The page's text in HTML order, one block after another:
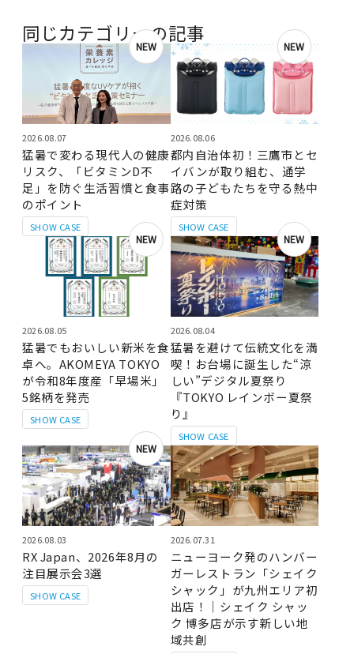
同じカテゴリーの記事
NEW
SHOW CASE
2026.08.07
猛暑で変わる現代人の健康
リスク、「ビタミンD不
足」を防ぐ生活習慣と食事
のポイント
NEW
SHOW CASE
2026.08.06
都内自治体初！三鷹市とセ
イバンが取り組む、通学
路の子どもたちを守る熱中
症対策
NEW
SHOW CASE
2026.08.05
猛暑でもおいしい新米を食
卓へ。AKOMEYA TOKYO
が令和8年度産「早場米」
5銘柄を発売
NEW
SHOW CASE
2026.08.04
猛暑を避けて伝統文化を満
喫！お台場に誕生した“涼
しい”デジタル夏祭り
『TOKYO レインボー夏祭
り』
NEW
SHOW CASE
2026.08.03
RX Japan、2026年8月の
注目展示会3選
2026.07.31
ニューヨーク発のハンバー
ガーレストラン「シェイク
シャック」が九州エリア初
出店！｜シェイク シャッ
ク 博多店が示す新しい地
域共創